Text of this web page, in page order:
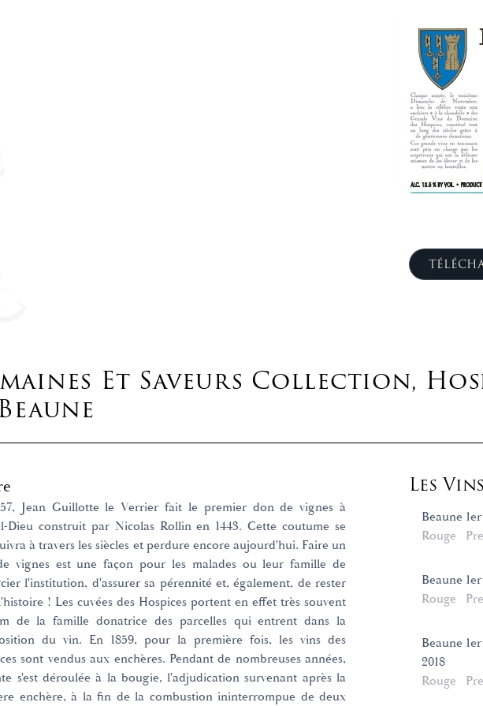
Et Saveurs Collection,
Jean Guillotte le Verrier fait le premier don de vignes à
Dieu construit par Nicolas Rollin en 1443. Cette coutume se
à travers les siècles et perdure encore aujourd'hui. Faire un
vignes est une façon pour les malades ou leur famille de
l'institution, d'assurer sa pérennité et, également, de rester
! Les cuvées des Hospices portent en effet très souvent
de la famille donatrice des parcelles qui entrent dans la
du vin. En 1859, pour la première fois, les vins des
sont vendus aux enchères. Pendant de nombreuses années,
s'est déroulée à la bougie, l'adjudication survenant après la
enchère, à la fin de la combustion ininterrompue de deux
Les
Beaune
Rouge
Beaune
Rouge
Beaune
2018
Rouge